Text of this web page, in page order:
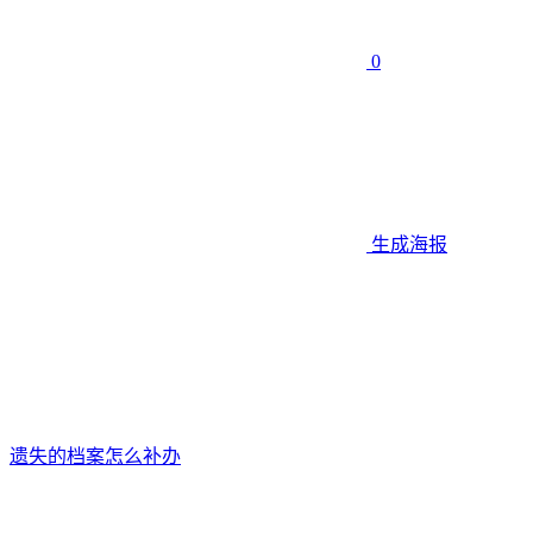
0
生成海报
遗失的档案怎么补办